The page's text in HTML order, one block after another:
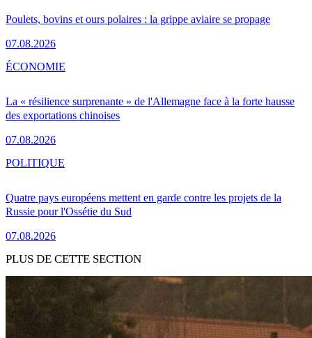
Poulets, bovins et ours polaires : la grippe aviaire se propage
07.08.2026
La « résilience surprenante » de l'Allemagne face à la forte hausse
des exportations chinoises
07.08.2026
ÉCONOMIE
Quatre pays européens mettent en garde contre les projets de la
Russie pour l'Ossétie du Sud
07.08.2026
POLITIQUE
PLUS DE CETTE SECTION